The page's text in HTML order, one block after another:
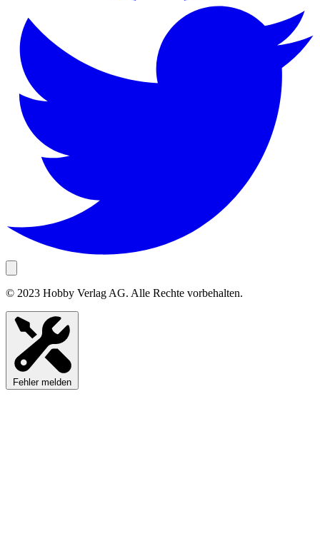
© 2023 Hobby Verlag AG. Alle Rechte vorbehalten.
Fehler melden